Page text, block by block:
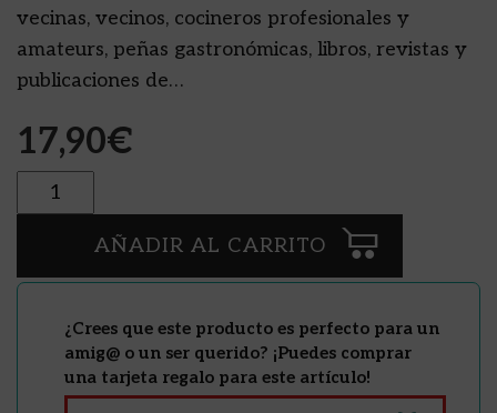
vecinas, vecinos, cocineros profesionales y
amateurs, peñas gastronómicas, libros, revistas y
publicaciones de…
17,90€
Cantidad
AÑADIR AL CARRITO
¿Crees que este producto es perfecto para un
amig@ o un ser querido? ¡Puedes comprar
una tarjeta regalo para este artículo!